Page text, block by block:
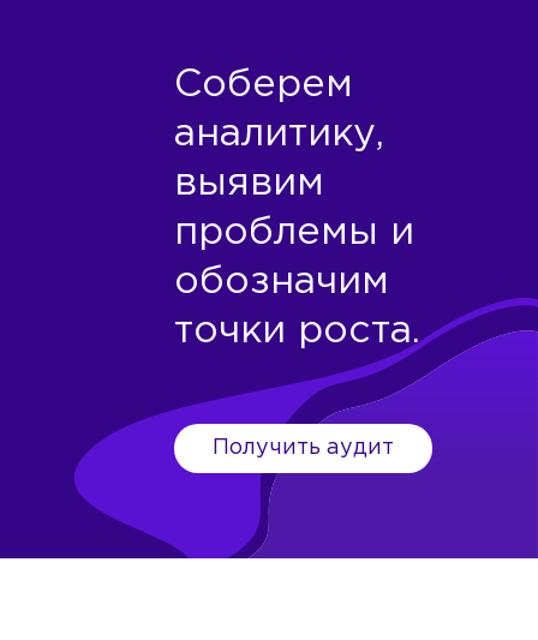
Соберем
аналитику,
выявим
проблемы и
обозначим
точки роста.
Получить аудит